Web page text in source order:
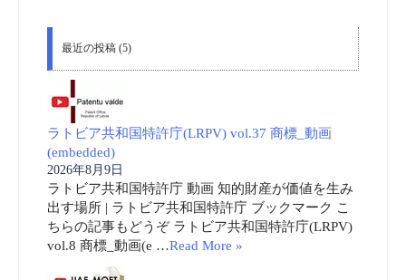
最近の投稿 (5)
ラトビア共和国特許庁(LRPV) vol.37 商標_動画
(embedded)
2026年8月9日
ラトビア共和国特許庁 動画 知的財産が価値を生み
出す場所 | ラトビア共和国特許庁 ブックマーク こ
ちらの記事もどうぞ ラトビア共和国特許庁(LRPV)
vol.8 商標_動画(e …Read More »